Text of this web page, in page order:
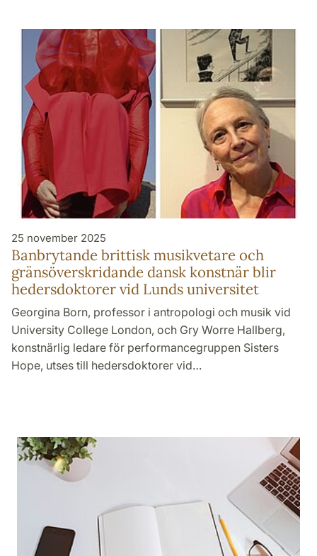
25 november 2025
Banbrytande brittisk musik­vetare och
gräns­överskridande dansk konstnär blir
heders­doktorer vid Lunds universitet
Georgina Born, professor i antropologi och musik vid
University College London, och Gry Worre Hallberg,
konstnärlig ledare för performancegruppen Sisters
Hope, utses till hedersdoktorer vid…